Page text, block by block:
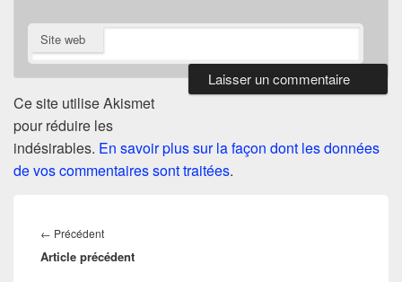
Site web
Ce site utilise Akismet
pour réduire les
indésirables. En savoir plus sur la façon dont les données
de vos commentaires sont traitées.
de
l’article
← PrécédentArticle
précédent :
Article précédent